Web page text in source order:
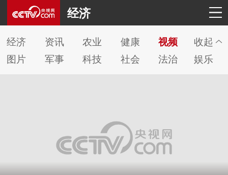
经济
经济 资讯 农业 健康 视频
收起
图片
军事 科技 社会 法治 娱乐